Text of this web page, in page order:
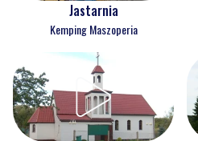
Jastarnia
Kemping Maszoperia